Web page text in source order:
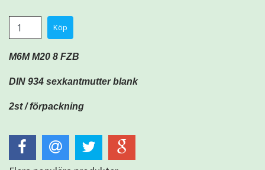
M6M M20 8 FZB
DIN 934 sexkantmutter blank
2st / förpackning